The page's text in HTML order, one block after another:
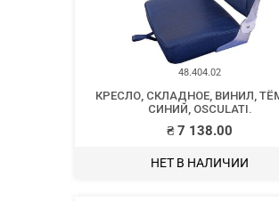
48.404.02
КРЕСЛО, СКЛАДНОЕ, ВИНИЛ,
СИНИЙ, OSCULATI.
₴7 138.00
НЕТ В НАЛИЧИИ